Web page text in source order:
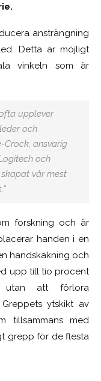
ansträngning
Detta är möjligt
vinkeln som är
upplever
och
Crock, ansvarig
och
vår mest
forskning och är
handen i en
handskakning och
upp till tio procent
att förlora
ytskikt av
tillsammans med
grepp för de flesta